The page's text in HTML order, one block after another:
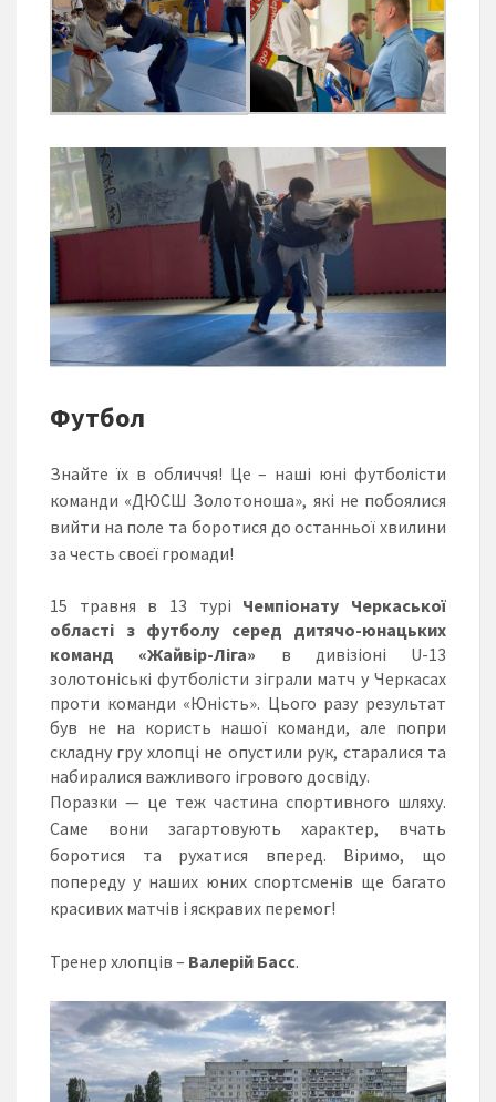
Футбол
Знайте їх в обличчя! Це – наші юні футболісти
команди «ДЮСШ Золотоноша», які не побоялися
вийти на поле та боротися до останньої хвилини
за честь своєї громади!
15 травня в 13 турі Чемпіонату Черкаської
області з футболу серед дитячо-юнацьких
команд «Жайвір-Ліга» в дивізіоні U-13
золотоніські футболісти зіграли матч у Черкасах
проти команди «Юність». Цього разу результат
був не на користь нашої команди, але попри
складну гру хлопці не опустили рук, старалися та
набиралися важливого ігрового досвіду.
Поразки — це теж частина спортивного шляху.
Саме вони загартовують характер, вчать
боротися та рухатися вперед. Віримо, що
попереду у наших юних спортсменів ще багато
красивих матчів і яскравих перемог!
Тренер хлопців – Валерій Басс.